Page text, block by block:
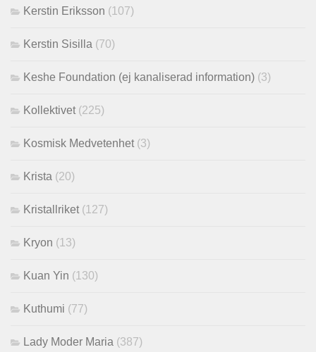
Kerstin Eriksson (107)
Kerstin Sisilla (70)
Keshe Foundation (ej kanaliserad information) (3)
Kollektivet (225)
Kosmisk Medvetenhet (3)
Krista (20)
Kristallriket (127)
Kryon (13)
Kuan Yin (130)
Kuthumi (77)
Lady Moder Maria (387)